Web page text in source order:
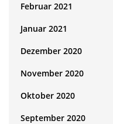
Februar 2021
Januar 2021
Dezember 2020
November 2020
Oktober 2020
September 2020